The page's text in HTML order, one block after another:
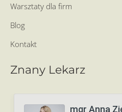
Warsztaty dla firm
Blog
Kontakt
Znany Lekarz